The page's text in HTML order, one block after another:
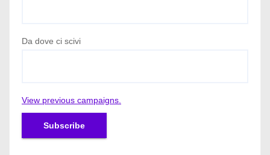
Da dove ci scivi
View previous campaigns.